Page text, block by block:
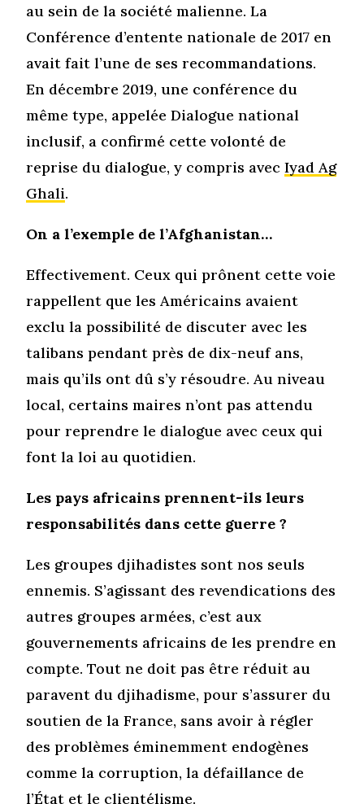
au sein de la société malienne. La
Conférence d’entente nationale de 2017 en
avait fait l’une de ses recommandations.
En décembre 2019, une conférence du
même type, appelée Dialogue national
inclusif, a confirmé cette volonté de
reprise du dialogue, y compris avecIyad Ag
Ghali.
On a l’exemple de l’Afghanistan…
Effectivement. Ceux qui prônent cette voie
rappellent que les Américains avaient
exclu la possibilité de discuter avec les
talibans pendant près de dix-neuf ans,
mais qu’ils ont dû s’y résoudre. Au niveau
local, certains maires n’ont pas attendu
pour reprendre le dialogue avec ceux qui
font la loi au quotidien.
Les pays africains prennent-ils leurs
responsabilités dans cette guerre ?
Les groupes djihadistes sont nos seuls
ennemis. S’agissant des revendications des
autres groupes armées, c’est aux
gouvernements africains de les prendre en
compte. Tout ne doit pas être réduit au
paravent du djihadisme, pour s’assurer du
soutien de la France, sans avoir à régler
des problèmes éminemment endogènes
comme la corruption, la défaillance de
l’État et le clientélisme.